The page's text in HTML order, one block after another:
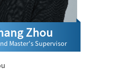
Zhou
Master's Supervisor